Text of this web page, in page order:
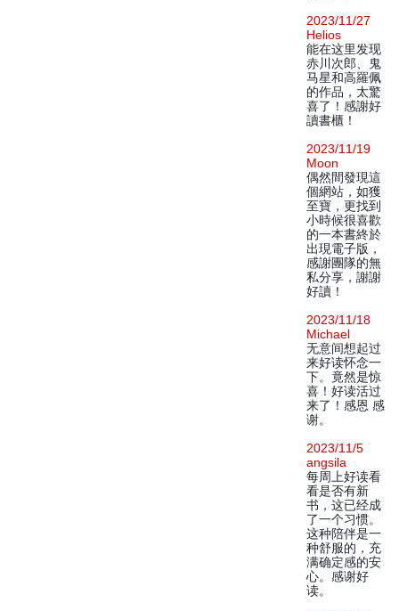
2023/11/27
Helios
能在这里发现
赤川次郎、鬼
马星和高羅佩
的作品，太驚
喜了！感謝好
讀書櫃！
2023/11/19
Moon
偶然間發現這
個網站，如獲
至寶，更找到
小時候很喜歡
的一本書終於
出現電子版，
感謝團隊的無
私分享，謝謝
好讀！
2023/11/18
Michael
无意间想起过
来好读怀念一
下。竟然是惊
喜！好读活过
来了！感恩 感
谢。
2023/11/5
angsila
每周上好读看
看是否有新
书，这已经成
了一个习惯。
这种陪伴是一
种舒服的，充
满确定感的安
心。感谢好
读。